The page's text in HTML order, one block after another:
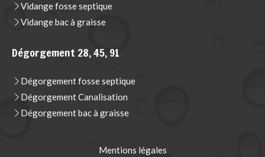
Vidange fosse septique
Vidange bac à graisse
Dégorgement 28, 45, 91
Dégorgement fosse septique
Dégorgement Canalisation
Dégorgement bac à graisse
Mentions légales